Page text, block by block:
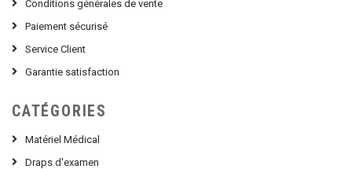
Conditions générales de vente
Paiement sécurisé
Service Client
Garantie satisfaction
CATÉGORIES
Matériel Médical
Draps d'examen